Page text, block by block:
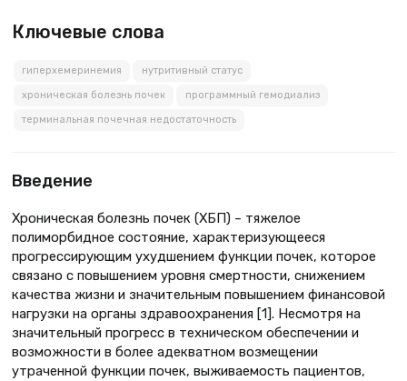
Ключевые слова
гиперхемеринемия нутритивный статус
хроническая болезнь почек программный гемодиализ
терминальная почечная недостаточность
Введение
Хроническая болезнь почек (ХБП) – тяжелое
полиморбидное состояние, характеризующееся
прогрессирующим ухудшением функции почек, которое
связано с повышением уровня смертности, снижением
качества жизни и значительным повышением финансовой
нагрузки на органы здравоохранения [1]. Несмотря на
значительный прогресс в техническом обеспечении и
возможности в более адекватном возмещении
утраченной функции почек, выживаемость пациентов,